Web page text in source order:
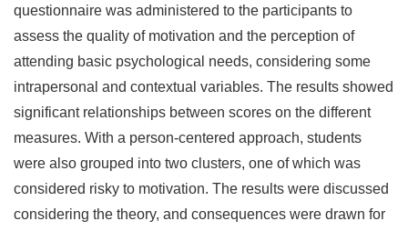
questionnaire was administered to the participants to
assess the quality of motivation and the perception of
attending basic psychological needs, considering some
intrapersonal and contextual variables. The results showed
significant relationships between scores on the different
measures. With a person-centered approach, students
were also grouped into two clusters, one of which was
considered risky to motivation. The results were discussed
considering the theory, and consequences were drawn for